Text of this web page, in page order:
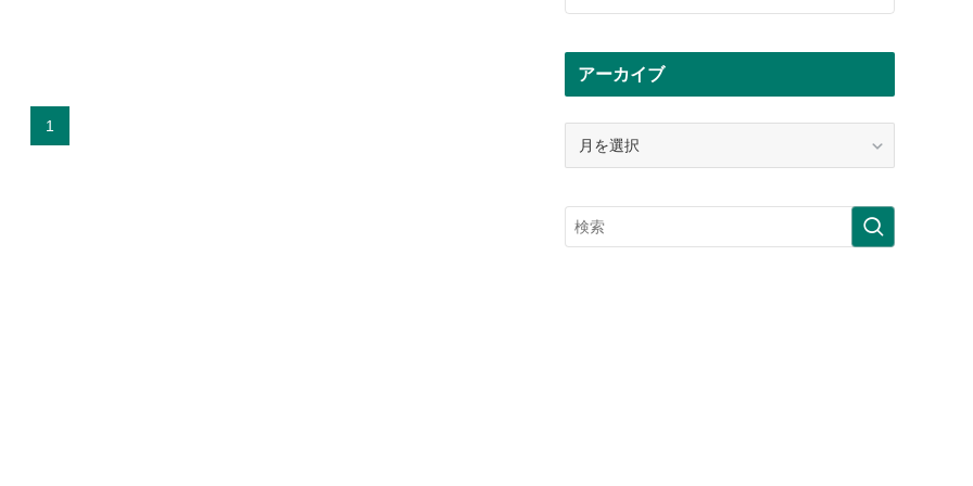
1
アーカイブ
イ
ブ